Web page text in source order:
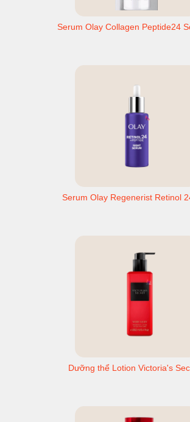
Serum Olay Collagen Peptide24
Serum Olay Regenerist Retinol
Dưỡng thể Lotion Victoria's